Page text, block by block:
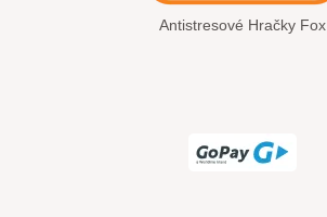
Antistresové Hračky Fox